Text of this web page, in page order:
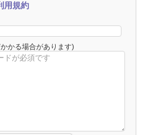
用規約
かる場合があります)